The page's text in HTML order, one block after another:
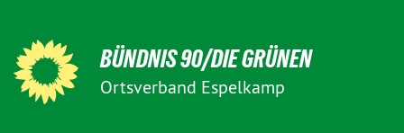
BÜNDNIS 90/DIE GRÜNEN
Ortsverband Espelkamp